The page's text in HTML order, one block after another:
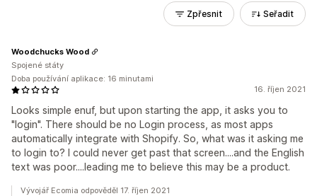
Zpřesnit Seřadit
16. říjen 2021
Looks simple enuf, but upon starting the app, it asks you to
"login". There should be no Login process, as most apps
automatically integrate with Shopify. So, what was it asking me
to login to? I could never get past that screen....and the English
text was poor....leading me to believe this may be a product.
Woodchucks Wood
Spojené státy
Doba používání aplikace: 16 minutami
Vývojář Ecomia odpověděl 17. říjen 2021